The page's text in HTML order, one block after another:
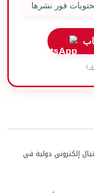
فور نشرها
إلكتروني دولية في